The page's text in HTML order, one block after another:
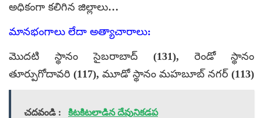
అధికంగా కలిగిన జిల్లాలు…
మానభంగాలు లేదా అత్యాచారాలు:
మొదటి స్థానం సైబరాబాద్ (131), రెండో స్థానం
తూర్పుగోదావరి (117), మూడో స్థానం మహబూబ్ నగర్ (113)
చదవండి : కిటకిటలాడిన దేవునికడప